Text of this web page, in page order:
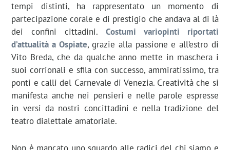
tempi distinti, ha rappresentato un momento di
partecipazione corale e di prestigio che andava al di là
dei confini cittadini.
Costumi variopinti riportati
d’attualità a Ospiate, grazie alla passione e all’estro di
Vito Breda, che da qualche anno mette in maschera i
suoi corrionali e sfila con successo, ammiratissimo, tra
ponti e calli del Carnevale di Venezia. Creatività che si
manifesta anche nei pensieri e nelle parole espresse
in versi da nostri concittadini e nella tradizione del
teatro dialettale amatoriale.
Non è mancato uno sguardo alle radici del chi siamo e